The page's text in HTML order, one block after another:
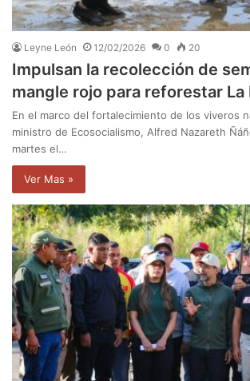
Leyne León 12/02/2026 0 20
Impulsan la recolección de
mangle rojo para reforestar La
En el marco del fortalecimiento de los viveros
ministro de Ecosocialismo, Alfred Nazareth
martes el…
Ver Mas »